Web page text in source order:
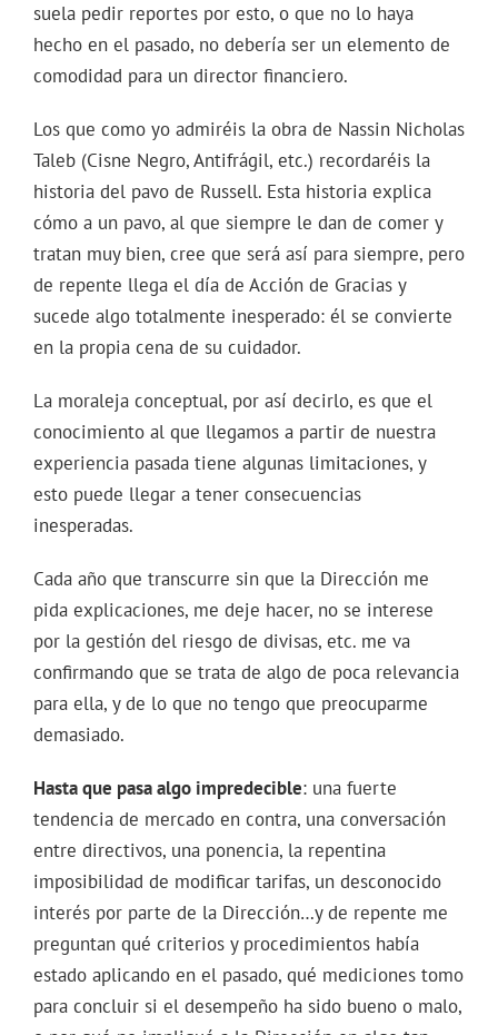
suela pedir reportes por esto, o que no lo haya
hecho en el pasado, no debería ser un elemento de
comodidad para un director financiero.
Los que como yo admiréis la obra de Nassin Nicholas
Taleb (Cisne Negro, Antifrágil, etc.) recordaréis la
historia del pavo de Russell. Esta historia explica
cómo a un pavo, al que siempre le dan de comer y
tratan muy bien, cree que será así para siempre, pero
de repente llega el día de Acción de Gracias y
sucede algo totalmente inesperado: él se convierte
en la propia cena de su cuidador.
La moraleja conceptual, por así decirlo, es que el
conocimiento al que llegamos a partir de nuestra
experiencia pasada tiene algunas limitaciones, y
esto puede llegar a tener consecuencias
inesperadas.
Cada año que transcurre sin que la Dirección me
pida explicaciones, me deje hacer, no se interese
por la gestión del riesgo de divisas, etc. me va
confirmando que se trata de algo de poca relevancia
para ella, y de lo que no tengo que preocuparme
demasiado.
Hasta que pasa algo impredecible: una fuerte
tendencia de mercado en contra, una conversación
entre directivos, una ponencia, la repentina
imposibilidad de modificar tarifas, un desconocido
interés por parte de la Dirección…y de repente me
preguntan qué criterios y procedimientos había
estado aplicando en el pasado, qué mediciones tomo
para concluir si el desempeño ha sido bueno o malo,